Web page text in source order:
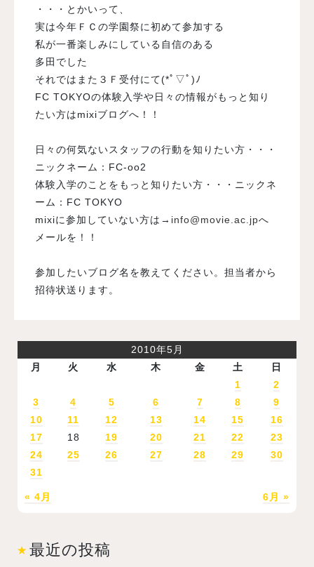
・・・とかいって、
実は今年ＦＣの学園祭に初めて参加する
私が一番楽しみにしている自信のある
多田でした
それではまた３Ｆ受付にて(*ﾟ▽ﾟ)ﾉ
FC TOKYOの体験入学や日々の情報がもっと知り
たい方はmixiブログへ！！
日々の何気ないスタッフの行動を知りたい方・・・
ニックネーム： FC-oo2
体験入学のことをもっと知りたい方・・・ニックネ
ーム： FC TOKYO
mixiに参加していない方は → info@movie.ac.jpへ
メールを！！
参加したいブログ名を教えてください。担当者から
招待状送ります。
2010年5月
月
火 水 木 金 土 日
« 4月 6月 »
1
2
3
4 5 6 7 8
9
10
11 12 13 14 15
16
17
18 19 20 21 22
23
24
25 26 27 28 29
30
31
最近の投稿